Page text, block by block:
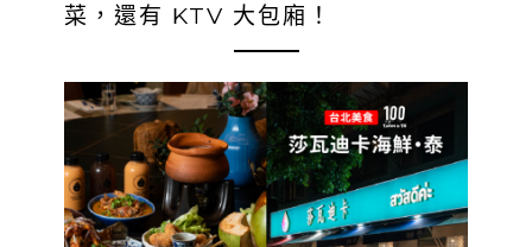
菜，還有 KTV 大包廂！